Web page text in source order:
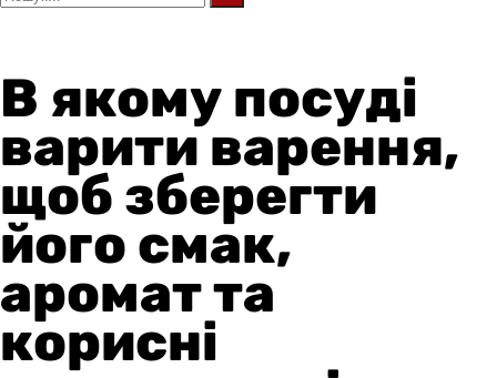
В якому посуді
варити варення,
щоб зберегти
його смак,
аромат та
корисні